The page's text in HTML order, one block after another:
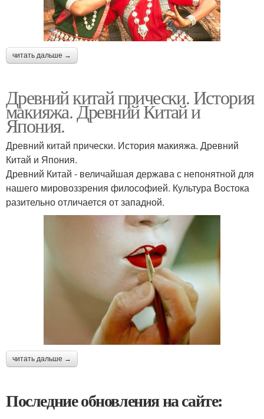
читать дальше →
Древний китай прически. История
макияжа. Древний Китай и
Япония.
Древний китай прически. История макияжа. Древний
Китай и Япония.
Древний Китай - величайшая держава с непонятной для
нашего мировоззрения философией. Культура Востока
разительно отличается от западной.
читать дальше →
Последние обновления на сайте: